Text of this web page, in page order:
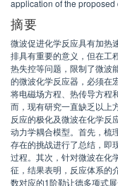
application of the
摘要
微波促进化学反应具有加热
排具有重要的意义，但在工
热失控等问题，限制了微波
的微波化学反应器，必须在
将电磁场方程、热传导方程
而，现有研究一直缺乏以上
反应的极化及微波在化学反
动力学耦合模型。首先，梳
存在的挑战进行了总结，即
过程。其次，针对微波在化
征，结果表明，反应体系的
数对应的1阶勒让德多项式